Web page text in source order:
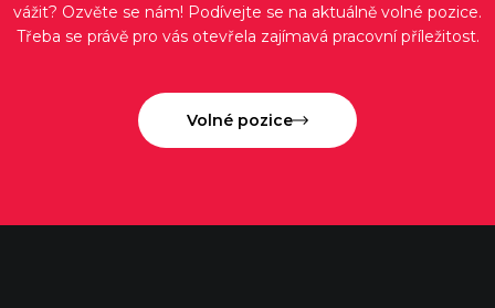
vážit? Ozvěte se nám! Podívejte se na aktuálně volné pozice.
Třeba se právě pro vás otevřela zajímavá pracovní příležitost.
Volné pozice